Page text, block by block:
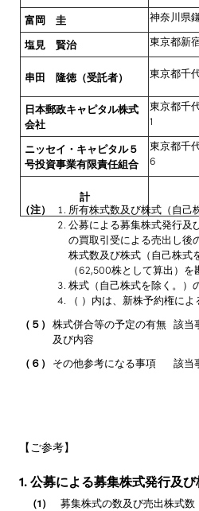
富岡 圭 神奈川県
塩見 賢治
東京都新
串田 隆徳（受託者） 東京都千
日本郵政キャピタル株式
会社
東京都千
1
ニッセイ・キャピタル５
号投資事業有限責任組合
東京都千
6
計
（注）
所有株式数及び株式（自己
公募による募集株式発行及
の買取引受による売出し後
株式数及び株式（自己株式
（62,500株として算出）
株式（自己株式を除く。）
（ ）内は、新株予約権に
（５） 株式併合等の予定の有無
及び内容
該当
（６） その他参考になる事項 該当
【ご参考】
1. 公募による募集株式発行及
（1）
募集株式の数及び売出株式数